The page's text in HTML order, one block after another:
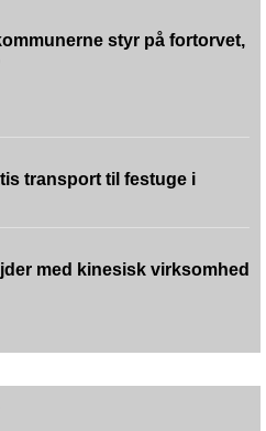
styr på fortorvet,
transport til festuge i
med kinesisk virksomhed